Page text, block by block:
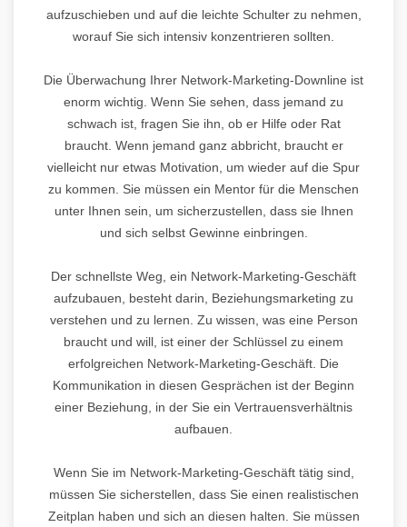
aufzuschieben und auf die leichte Schulter zu nehmen,
worauf Sie sich intensiv konzentrieren sollten.
Die Überwachung Ihrer Network-Marketing-Downline ist
enorm wichtig. Wenn Sie sehen, dass jemand zu
schwach ist, fragen Sie ihn, ob er Hilfe oder Rat
braucht. Wenn jemand ganz abbricht, braucht er
vielleicht nur etwas Motivation, um wieder auf die Spur
zu kommen. Sie müssen ein Mentor für die Menschen
unter Ihnen sein, um sicherzustellen, dass sie Ihnen
und sich selbst Gewinne einbringen.
Der schnellste Weg, ein Network-Marketing-Geschäft
aufzubauen, besteht darin, Beziehungsmarketing zu
verstehen und zu lernen. Zu wissen, was eine Person
braucht und will, ist einer der Schlüssel zu einem
erfolgreichen Network-Marketing-Geschäft. Die
Kommunikation in diesen Gesprächen ist der Beginn
einer Beziehung, in der Sie ein Vertrauensverhältnis
aufbauen.
Wenn Sie im Network-Marketing-Geschäft tätig sind,
müssen Sie sicherstellen, dass Sie einen realistischen
Zeitplan haben und sich an diesen halten. Sie müssen